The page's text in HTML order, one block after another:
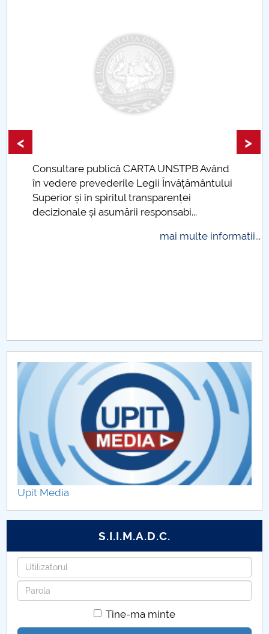
IOSUD/CSUD-Doctorate
Comisie de etica unversitară
Accesibilitate pentru studenții cu dizabilități
Raportul Conducerii Centrului Universitar Pitești
privind implementarea Planului Operațional 2020-
MENIU CANTINA
Planuri de învăţământ/Fișe discipline
Cadre didactice
Parteneri de practică
Ghid de studii
Consultare publică CARTA UNSTPB Având
în vedere prevederile Legii Învățământului
Superior și în spiritul transparenței
decizionale și asumării responsabi...
mai multe informatii...
< >
Upit Media
S.I.I.M.A.D.C.
Utilizatorul
Parola
Tine-ma minte